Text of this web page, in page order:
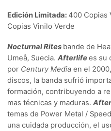
Edición Limitada: 400 Copias
Copias Vinilo Verde
Nocturnal Rites bande de
Umeå, Suecia. Afterlifees su
por Century Media en el
discos, la banda sufrió
formación, contribuyendo a
mas técnicas y maduras.
temas de Power Metal /
una cuidada producción, el